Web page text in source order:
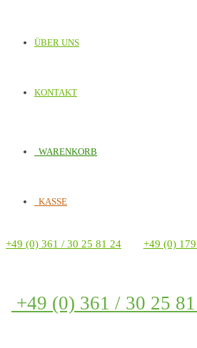
ÜBER UNS
KONTAKT
WARENKORB
KASSE
+49 (0) 361 / 30 25 81 24 +49 (0)
+49 (0) 361 / 30 25